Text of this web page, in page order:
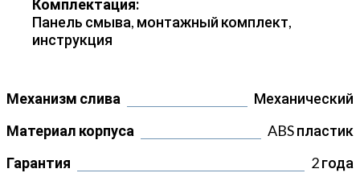
Комплектация:
Панель смыва, монтажный комплект,
инструкция
Механизм слива
Механический
Материал корпуса
ABS пластик
Гарантия
2 года